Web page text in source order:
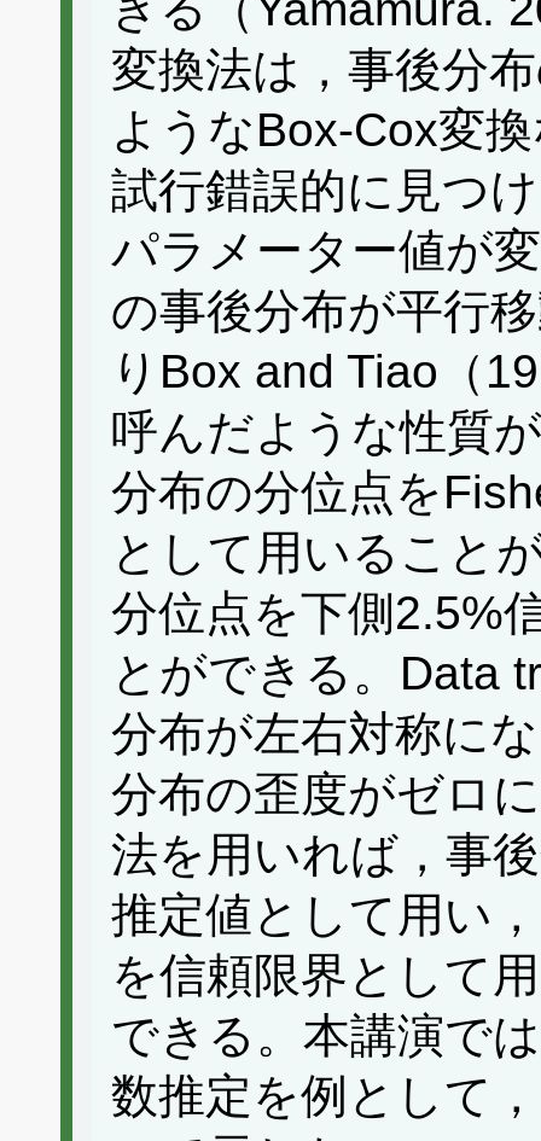
変換法は，事後分
ようなBox-Cox変
試行錯誤的に見つ
パラメーター値が
の事後分布が平行
りBox and Tiao（
呼んだような性質
分布の分位点を
として用いること
分位点を下側2.5%
とができる。Data
分布が左右対称に
分布の歪度がゼロ
法を用いれば，事
推定値として用い
を信頼限界として
できる。本講演で
数推定を例として